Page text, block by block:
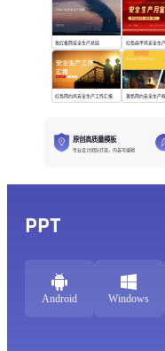
玫红极简安全生产总结 红色扁平风安全生
红色简约风安全生产工作汇报 黄色简约安全生产
原创高质量模板
专业设计团队打造，内容可编辑
PPT
Android Windows